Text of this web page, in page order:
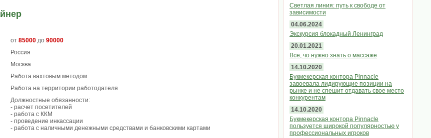
от 85000 до 90000
Россия
Москва
Работа вахтовым методом
Работа на территории работодателя
Должностные обязанности:
- расчет посетителей
- работа с ККМ
- проведение инкассации
- работа с наличными денежными средствами и банковскими картами
Светлая линия: путь к свободе от
зависимости
04.06.2024
Экскурсия блокадный Ленинград
20.01.2021
Все, чо нужно знать о массаже
14.10.2020
Букмекерская контора Pinnacle
завоевала лидирующие позиции на
рынке и не спешит отдавать свое место
конкурентам
14.10.2020
Букмекерская контора Pinnacle
пользуется широкой популярностью у
профессиональных игроков